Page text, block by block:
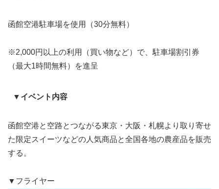
函館空港駐車場を使用（30分無料）
※2,000円以上の利用（買い物など）で、駐車場割引券
（最大1時間無料）を進呈
▼イベント内容
函館空港と空路とつながる東京・大阪・札幌より取り寄せ
た限定スイーツなどの人気商品と全国各地の農産品を販売
する。
▼フライヤー